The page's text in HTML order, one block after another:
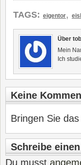
TAGS: eigentor,
Über
Mein
Ich
Keine
Bringen Sie
Schreibe
Du musst